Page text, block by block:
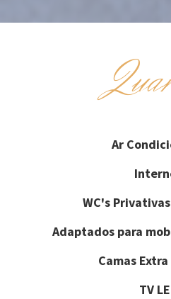
Ar
WC's
Adaptados para
Camas
TV